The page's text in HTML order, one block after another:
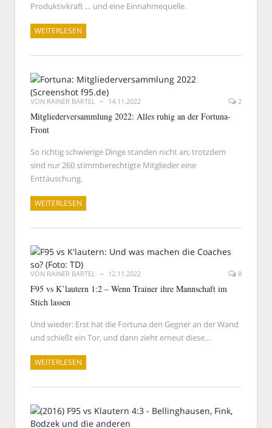
Produktivkraft … und eine Einnahmequelle.
WEITERLESEN
VON RAINER BARTEL 14.11.2022 2
Mitgliederversammlung 2022: Alles ruhig an der Fortuna-
Front
So richtig schwierige Dinge standen nicht an; trotzdem
sind nur 260 stimmberechtigte Mitglieder eine
Enttäuschung.
WEITERLESEN
VON RAINER BARTEL 12.11.2022 8
F95 vs K’lautern 1:2 – Wenn Trainer ihre Mannschaft im
Stich lassen
Und wieder: Erst hat die Fortuna den Gegner an der Wand
und schießt ein Tor, und dann zieht erneut diese…
WEITERLESEN